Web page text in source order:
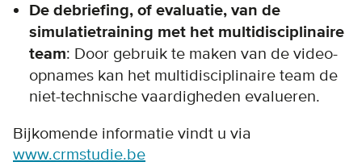
De debriefing, of evaluatie, van de
simulatietraining met het multidisciplinaire
team: Door gebruik te maken van de video-
opnames kan het multidisciplinaire team de
niet-technische vaardigheden evalueren.
Bijkomende informatie vindt u via
www.crmstudie.be